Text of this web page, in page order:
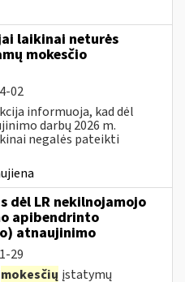
laikinai neturės
mokesčio
02
informuoja, kad dėl
darbų 2026 m.
negalės pateikti
dėl LR nekilnojamojo
apibendrinto
atnaujinimo
29
mokesčių įstatymų